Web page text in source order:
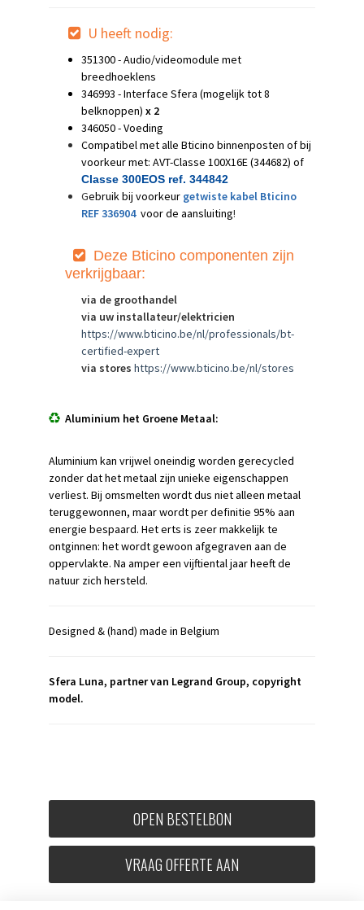
U heeft nodig:
351300 - Audio/videomodule met
breedhoeklens
346993 - Interface Sfera (mogelijk tot 8
belknoppen) x 2
346050 - Voeding
Compatibel met alle Bticino binnenposten of bij
voorkeur met: AVT-Classe 100X16E (344682) of
Classe 300EOS ref. 344842
Gebruik bij voorkeur getwiste kabel Bticino
REF 336904 voor de aansluiting!
Deze Bticino componenten zijn
verkrijgbaar:
via de groothandel
via uw installateur/elektricien
https://www.bticino.be/nl/professionals/bt-
certified-expert
via stores https://www.bticino.be/nl/stores
Aluminium het Groene Metaal:
Aluminium kan vrijwel oneindig worden gerecycled
zonder dat het metaal zijn unieke eigenschappen
verliest. Bij omsmelten wordt dus niet alleen metaal
teruggewonnen, maar wordt per definitie 95% aan
energie bespaard. Het erts is zeer makkelijk te
ontginnen: het wordt gewoon afgegraven aan de
oppervlakte. Na amper een vijftiental jaar heeft de
natuur zich hersteld.
Designed & (hand) made in Belgium
Sfera Luna, partner van Legrand Group, copyright
model.
OPEN BESTELBON
VRAAG OFFERTE AAN